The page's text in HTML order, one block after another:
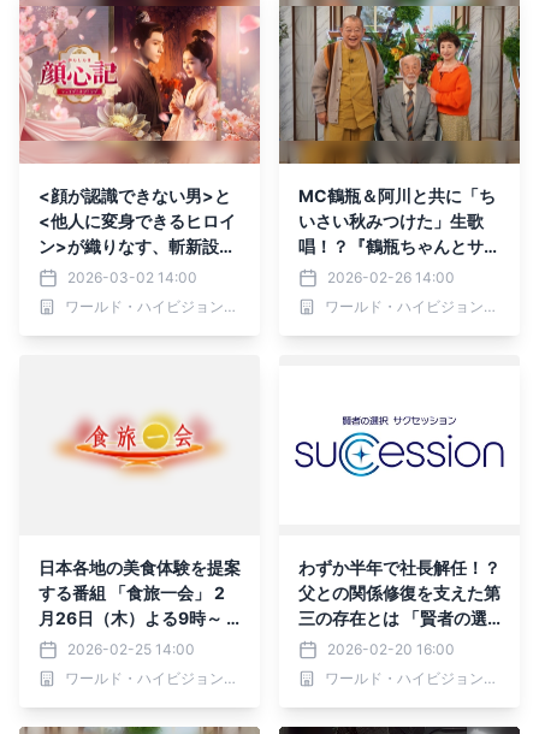
<顔が認識できない男>と
<他人に変身できるヒロイ
ン>が織りなす、斬新設定
のラブロマンス時代劇！
中国ドラマ「顔心記～シェ
イプ・オブ・ラブ～」 3月
2026-03-02 14:00
ワールド・ハイビジョン・チャンネル株式会社
MC鶴瓶＆阿川と共に「ち
いさい秋みつけた」生歌
唱！？『鶴瓶ちゃんとサワ
コちゃん～昭和の大先輩と
おかしな２人～』第61回
ゲスト：玉田元康 3月2
2026-02-26 14:00
ワールド・ハイビジョン・チャンネル株式会社
日本各地の美食体験を提案
する番組 「食旅一会」 2
月26日（木）よる9時～ B
S12 トゥエルビで全国無料
放送
2026-02-25 14:00
ワールド・ハイビジョン・チャンネル株式会社
わずか半年で社長解任！？
父との関係修復を支えた第
三の存在とは 「賢者の選
択サクセッション」 2月21
日（土）あさ6時30分～ B
S12 トゥエルビで放送
2026-02-20 16:00
ワールド・ハイビジョン・チャンネル株式会社